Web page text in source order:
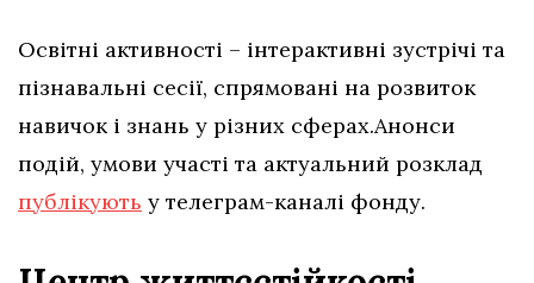
Освітні активності – інтерактивні зустрічі та
пізнавальні сесії, спрямовані на розвиток
навичок і знань у різних сферах.Анонси
подій, умови участі та актуальний розклад
публікують у телеграм-каналі фонду.